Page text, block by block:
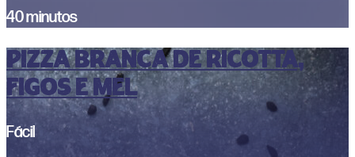
40 minutos
PIZZA BRANCA DE RICOTTA,
FIGOS E MEL
Fácil